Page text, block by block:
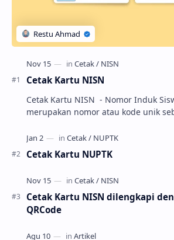
Cetak Kartu NISN
Cetak Kartu NISN - Nomor Induk
merupakan nomor atau kode unik sebagai tanda
Cetak Kartu NUPTK
Cetak Kartu NISN dilengkapi
QRCode